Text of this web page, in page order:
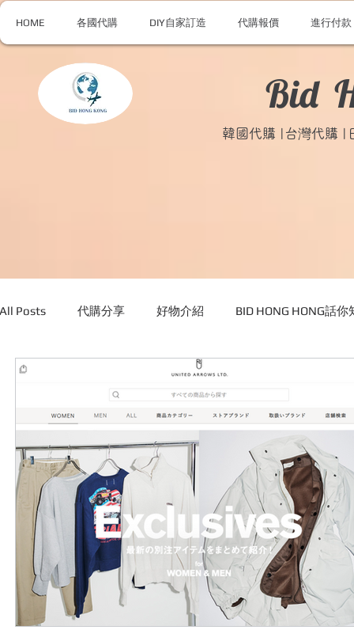
HOME 各國代購 DIY自家訂造 代購報價 進行付款
Bid
韓國代購 |台灣代購 |
All Posts 代購分享 好物介紹 BID HONG HONG話你
ABOUT ME ABOUT BIDHONGKONG
台灣代購網站 Bidhongkong